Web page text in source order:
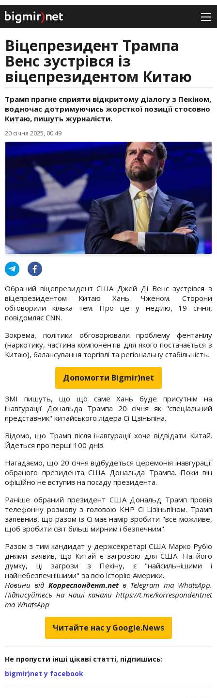
Віцепрезидент Трампа
Венс зустрівся із
віцепрезидентом Китаю
Трамп прагне сприяти відкритому діалогу з Пекіном,
водночас дотримуючись жорсткої позиції стосовно
Китаю, пишуть журналісти.
20 січня 2025, 00:49
Обраний віцепрезидент США Джей Ді Венс зустрівся з
віцепрезидентом Китаю Хань Чженом. Сторони
обговорили кілька тем. Про це у неділю, 19 січня,
повідомляє CNN.
Зокрема, політики обговорювали проблему фентанілу
(наркотику, частина компонентів для якого постачається з
Китаю), балансування торгівлі та регіональну стабільність.
Допомогти Bigmir)net
ЗМІ пишуть, що що саме Хань буде присутнім на
інавгурації Дональда Трампа 20 січня як "спеціальний
представник" китайського лідера Сі Цзіньпіна.
Відомо, що Трамп після інавгурації хоче відвідати Китай.
Йдеться про перші 100 днів.
Нагадаємо, що 20 січня відбудеться церемонія інавгурації
обраного президента США Дональда Трампа. Поки він
офіційно не вступив на посаду президента.
Раніше обраний президент США Дональд Трамп провів
телефонну розмову з головою КНР Сі Цзіньпіном. Трамп
запевнив, що разом із Сі має намір зробити "все можливе,
щоб зробити світ більш мирним і безпечним".
Разом з тим кандидат у держсекретарі США Марко Рубіо
днями заявив, що Китай є загрозою для США. На його
думку, ці загрози з Пекіну, є "найсильнішими і
найнебезпечнішими" за всю історію Америки.
Новини від Корреспондент.netв Telegram та WhatsApp.
Підписуйтесь на наші канали https://t.me/korrespondentnet
та WhatsApp
Читайте нас у Google.News
Не пропусти інші цікаві статті, підпишись:
bigmir)net у facebook